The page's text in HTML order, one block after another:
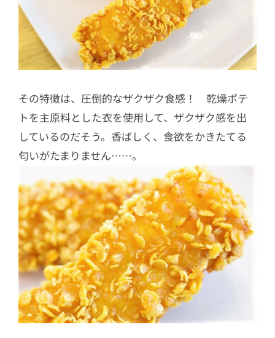
その特徴は、圧倒的なザクザク食感！ 乾燥ポテ
トを主原料とした衣を使用して、ザクザク感を出
しているのだそう。香ばしく、食欲をかきたてる
匂いがたまりません……。